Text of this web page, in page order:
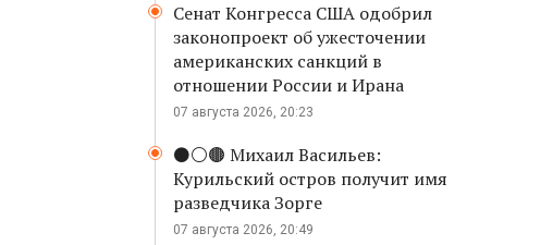
Сенат Конгресса США одобрил
законопроект об ужесточении
американских санкций в
отношении России и Ирана
07 августа 2026, 20:23
⚫️⚪️🟤 Михаил Васильев:
Курильский остров получит имя
разведчика Зорге
07 августа 2026, 20:49